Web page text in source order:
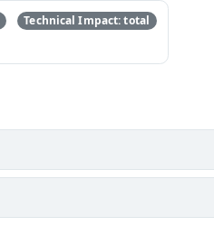
Technical Impact: total